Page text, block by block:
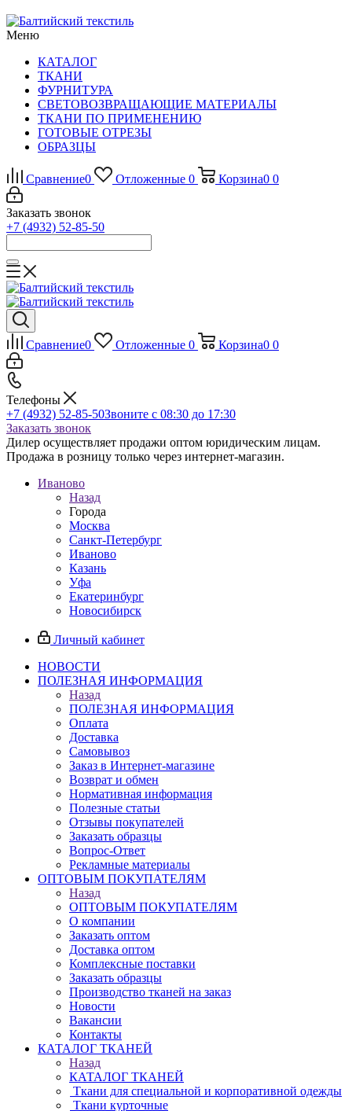
Меню
КАТАЛОГ
ТКАНИ
ФУРНИТУРА
СВЕТОВОЗВРАЩАЮЩИЕ МАТЕРИАЛЫ
ТКАНИ ПО ПРИМЕНЕНИЮ
ГОТОВЫЕ ОТРЕЗЫ
ОБРАЗЦЫ
Сравнение0 Отложенные 0 Корзина0 0
Заказать звонок
+7 (4932) 52-85-50
Сравнение0 Отложенные 0 Корзина0 0
Телефоны
+7 (4932) 52-85-50Звоните с 08:30 до 17:30
Заказать звонок
Дилер осуществляет продажи оптом юридическим лицам.
Продажа в розницу только через интернет-магазин.
Иваново
Назад
Города
Москва
Санкт-Петербург
Иваново
Казань
Уфа
Екатеринбург
Новосибирск
Личный кабинет
НОВОСТИ
ПОЛЕЗНАЯ ИНФОРМАЦИЯ
Назад
ПОЛЕЗНАЯ ИНФОРМАЦИЯ
Оплата
Доставка
Самовывоз
Заказ в Интернет-магазине
Возврат и обмен
Нормативная информация
Полезные статьи
Отзывы покупателей
Заказать образцы
Вопрос-Ответ
Рекламные материалы
ОПТОВЫМ ПОКУПАТЕЛЯМ
Назад
ОПТОВЫМ ПОКУПАТЕЛЯМ
О компании
Заказать оптом
Доставка оптом
Комплексные поставки
Заказать образцы
Производство тканей на заказ
Новости
Вакансии
Контакты
КАТАЛОГ ТКАНЕЙ
Назад
КАТАЛОГ ТКАНЕЙ
Ткани для специальной и корпоративной одежды
Ткани курточные